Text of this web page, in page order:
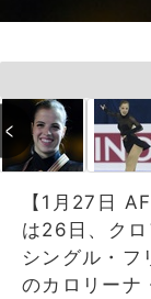
【1月27日
は26日、ク
シングル・フ
のカロリーナ